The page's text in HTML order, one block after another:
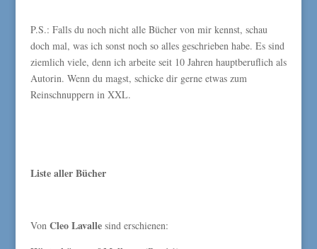
P.S.: Falls du noch nicht alle Bücher von mir kennst, schau
doch mal, was ich sonst noch so alles geschrieben habe. Es sind
ziemlich viele, denn ich arbeite seit 10 Jahren hauptberuflich als
Autorin. Wenn du magst, schicke dir gerne etwas zum
Reinschnuppern in XXL.
Liste aller Bücher
VonCleo Lavalle sind erschienen: